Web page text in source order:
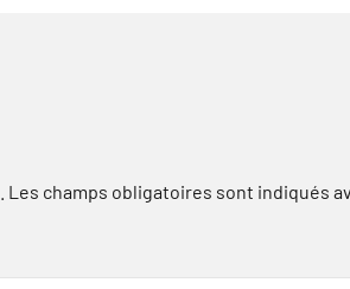
Les champs obligatoires sont indiqués